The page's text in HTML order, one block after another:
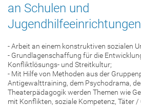
an Schulen und
Jugendhilfeeinrichtungen
- Arbeit an einem konstruktiven sozialen
- Grundlagenschaffung für die
Konfliktlösungs- und Streitkultur;
- Mit Hilfe von Methoden aus der
Antigewalttraining, dem Psychodrama,
Theaterpädagogik werden Themen wie
mit Konflikten, soziale Kompetenz, Täter /